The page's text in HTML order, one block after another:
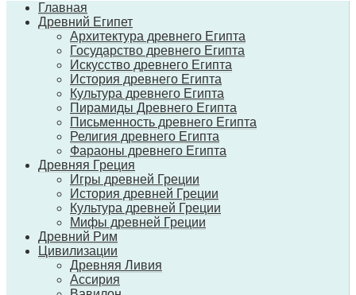
Главная
Древний Египет
Архитектура древнего Египта
Государство древнего Египта
Искусство древнего Египта
История древнего Египта
Культура древнего Египта
Пирамиды Древнего Египта
Письменность древнего Египта
Религия древнего Египта
Фараоны древнего Египта
Древняя Греция
Игры древней Греции
История древней Греции
Культура древней Греции
Мифы древней Греции
Древний Рим
Цивилизации
Древняя Ливия
Ассирия